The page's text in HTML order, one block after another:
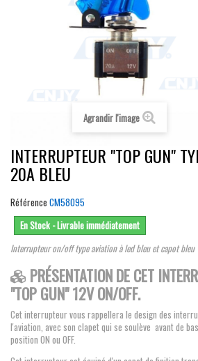
Agrandir l'image
INTERRUPTEUR "TOP GUN"
20A BLEU
Référence CM58095
En Stock - Livrable immédiatement
Interrupteur on/off type aviation à led bleu et capot bleu
PRÉSENTATION DE CET
"TOP GUN" 12V ON/OFF.
Cet interrupteur vous rappellera le design des
l'aviation, avec son clapet qui se soulève avant de
position ON ou OFF.